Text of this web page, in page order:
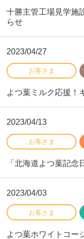
十勝主管工場見学施
らせ
2023/04/27
よつ葉ミルク応援！
2023/04/13
「北海道よつ葉記
2023/04/03
よつ葉ホワイトコー